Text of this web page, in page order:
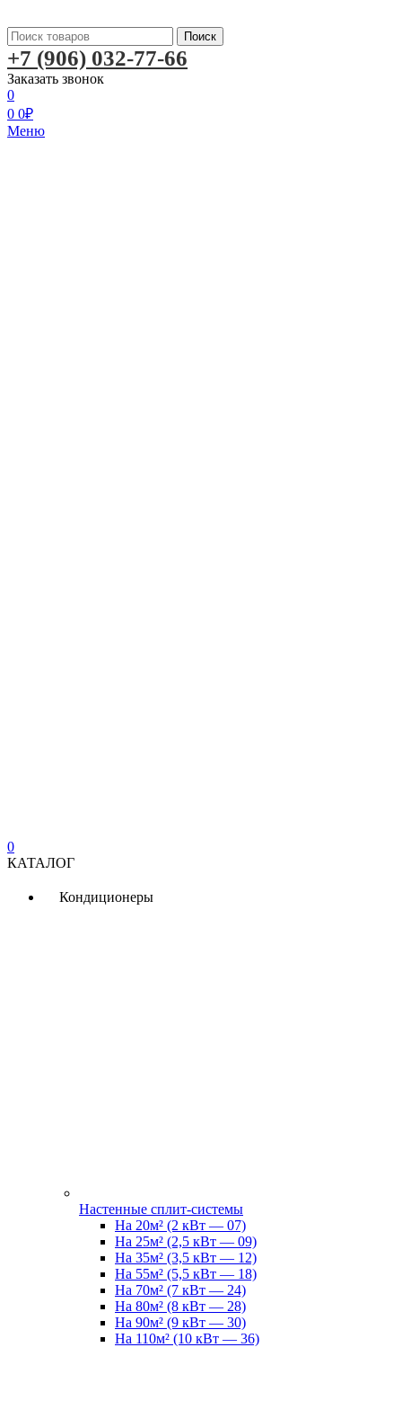
Поиск
+7 (906) 032-77-66
Заказать звонок
0
0 0₽
Меню
0
КАТАЛОГ
Кондиционеры
Настенные сплит-системы
На 20м² (2 кВт — 07)
На 25м² (2,5 кВт — 09)
На 35м² (3,5 кВт — 12)
На 55м² (5,5 кВт — 18)
На 70м² (7 кВт — 24)
На 80м² (8 кВт — 28)
На 90м² (9 кВт — 30)
На 110м² (10 кВт — 36)